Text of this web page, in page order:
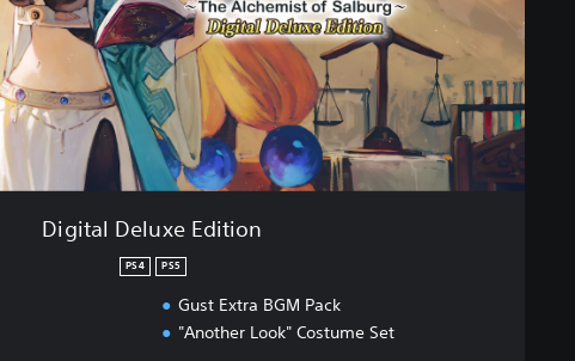
Digital Deluxe Edition
PS4 PS5
Gust Extra BGM Pack
"Another Look" Costume Set